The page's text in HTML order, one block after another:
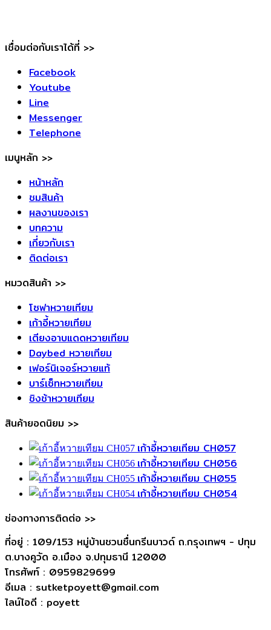
เชื่อมต่อกับเราได้ที่ >>
Facebook
Youtube
Line
Messenger
Telephone
เมนูหลัก >>
หน้าหลัก
ชมสินค้า
ผลงานของเรา
บทความ
เกี่ยวกับเรา
ติดต่อเรา
หมวดสินค้า >>
โซฟาหวายเทียม
เก้าอี้หวายเทียม
เตียงอาบแดดหวายเทียม
Daybed หวายเทียม
เฟอร์นิเจอร์หวายแท้
บาร์เซ็ทหวายเทียม
ชิงช้าหวายเทียม
สินค้ายอดนิยม >>
เก้าอี้หวายเทียม CH057
เก้าอี้หวายเทียม CH056
เก้าอี้หวายเทียม CH055
เก้าอี้หวายเทียม CH054
ช่องทางการติดต่อ >>
ที่อยู่ : 109/153 หมู่บ้านชวนชื่นกรีนบาวด์ ถ.กรุงเทพฯ - ปทุม
ต.บางคูวัด อ.เมือง จ.ปทุมธานี 12000
โทรศัพท์ : 0959829699
อีเมล : sutketpoyett@gmail.com
ไลน์ไอดี : poyett